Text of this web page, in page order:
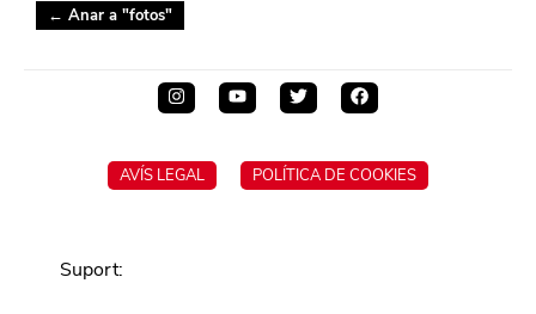
← Anar a "fotos"
AVÍS LEGAL POLÍTICA DE COOKIES
Suport: